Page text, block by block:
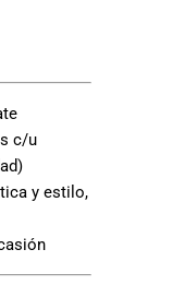
c/u
y estilo,